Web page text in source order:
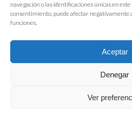
navegación o las identificaciones únicas en
consentimiento, puede afectar negativamente
funciones.
Aceptar
Denegar
Ver
FIAB Federación Española de